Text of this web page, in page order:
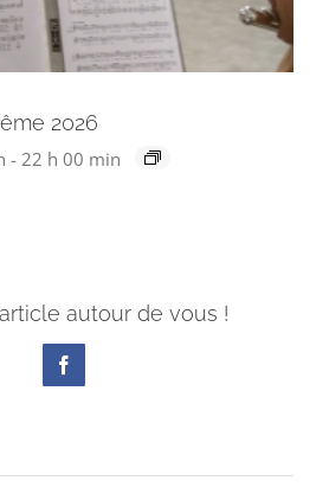
2026
- 22 h 00 min
autour de vous !
Facebook